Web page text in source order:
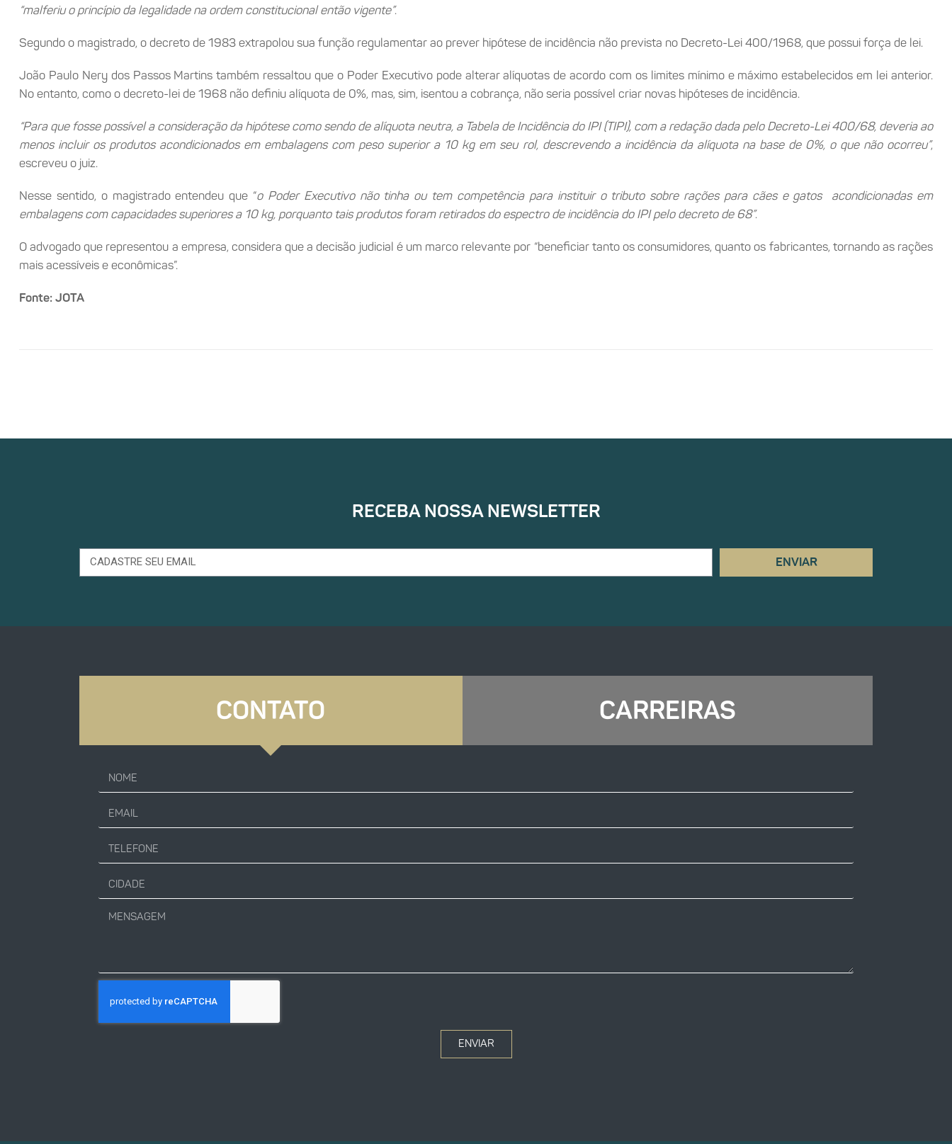
“malferiu o princípio da legalidade na ordem constitucional então vigente”.
Segundo o magistrado, o decreto de 1983 extrapolou sua função regulamentar ao prever hipótese de incidência não prevista no Decreto-Lei 400/1968, que possui força de lei.
João Paulo Nery dos Passos Martins também ressaltou que o Poder Executivo pode alterar alíquotas de acordo com os limites mínimo e máximo estabelecidos em lei anterior.
No entanto, como o decreto-lei de 1968 não definiu alíquota de 0%, mas, sim, isentou a cobrança, não seria possível criar novas hipóteses de incidência.
“Para que fosse possível a consideração da hipótese como sendo de alíquota neutra, a Tabela de Incidência do IPI (TIPI), com a redação dada pelo Decreto-Lei 400/68, deveria ao
menos incluir os produtos acondicionados em embalagens com peso superior a 10 kg em seu rol, descrevendo a incidência da alíquota na base de 0%, o que não ocorreu”,
escreveu o juiz.
Nesse sentido, o magistrado entendeu que “o Poder Executivo não tinha ou tem competência para instituir o tributo sobre rações para cães e gatos acondicionadas em
embalagens com capacidades superiores a 10 kg, porquanto tais produtos foram retirados do espectro de incidência do IPI pelo decreto de 68”.
O advogado que representou a empresa, considera que a decisão judicial é um marco relevante por “beneficiar tanto os consumidores, quanto os fabricantes, tornando as rações
mais acessíveis e econômicas”.
Fonte: JOTA
RECEBA NOSSA NEWSLETTER
ENVIAR
CONTATO CARREIRAS
ENVIAR